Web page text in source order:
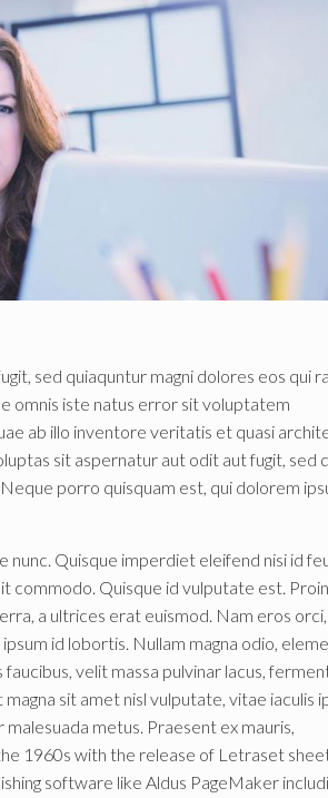
sed quiaquntur magni dolores eos qui
omnis iste natus error sit voluptatem
ab illo inventore veritatis et quasi
sit aspernatur aut odit aut fugit, sed
porro quisquam est, qui dolorem
Quisque imperdiet eleifend nisi id
commodo. Quisque id vulputate est. Proin
a ultrices erat euismod. Nam eros orci,
id lobortis. Nullam magna odio,
velit massa pulvinar lacus,
sit amet nisl vulputate, vitae iaculis
metus. Praesent ex mauris,
1960s with the release of Letraset
software like Aldus PageMaker